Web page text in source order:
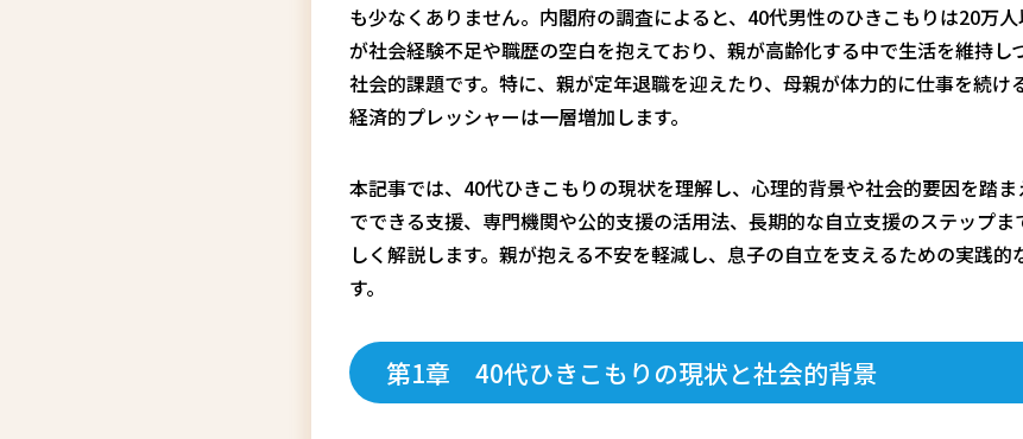
も少なくありません。内閣府の調査によると、40代男性のひきこもりは20万
が社会経験不足や職歴の空白を抱えており、親が高齢化する中で生活を維持し
社会的課題です。特に、親が定年退職を迎えたり、母親が体力的に仕事を続け
経済的プレッシャーは一層増加します。
本記事では、40代ひきこもりの現状を理解し、心理的背景や社会的要因を踏
でできる支援、専門機関や公的支援の活用法、長期的な自立支援のステップ
しく解説します。親が抱える不安を軽減し、息子の自立を支えるための実践的
す。
第1章 40代ひきこもりの現状と社会的背景